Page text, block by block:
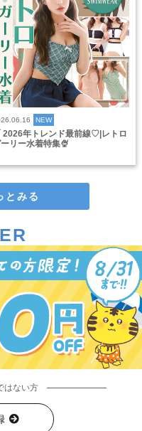
NEW
2026年トレンド最前線♡|レトロ
リー水着特集🍨
とみる
はない方